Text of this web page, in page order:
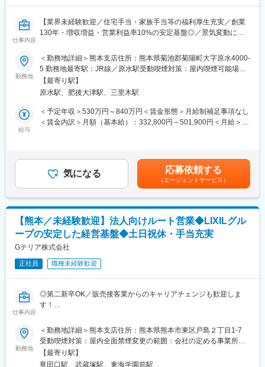
■入社後の流れ：
＼商材に知見がなくても安心してください／
・先輩社員によるOJTを実施し、当社の仕事の流れや、建設業界
（設計基準書の確認や専門雑誌の購読を通じて、業界用語や専門
知識も身につけていただきます。）
■組織構成：
【定着率】88％（過去10年間の中途採用者 全数16名 退職者2
名）
・業界のリーディングカンパニーです。抜群の知名度を誇りま
す。
・有休休暇平均取得日数13.7日／平均勤続年数13.8年
・努力、成長が正当に反映される独自の評価制度／キャリア形成
の為の面談
■当社の魅力：
・業界のリーディングカンパニーです。抜群の知名度を誇りま
す。
・公共事業9割／18年黒字経営で安定性◎
・扱う製品の特性上、自然や環境に興味があったりそれに通じる
変更の範囲：会社の定める業務
仕事内容
【業界未経験歓迎／住宅手当・家族手当等の福利厚生充実／創業
130年・増収増益・営業利益率10%の安定基盤◎／景気変動に強
■業務概要：
高機能製品事業本部にて、半導体関連メーカー向けの営業をお任
せします。既存顧客を中心に、案件獲得・顧客ニーズのヒアリン
グ～社内各部門への連携・調整業務などをお任せします。
■業務詳細：
※他エリアに比べ担当する企業数は少なく、特定企業に密着し深耕
する営業です。1社の中の様々な部門の方と関係構築・コミュニケ
案件の獲得→社内へ持ち帰り設計・開発チームと調整→（お客様
と複数回調整）→注文の獲得→量産開始→納期調整→出荷
〈取扱製品〉
ふっ素樹脂製品、ゴム製品、断熱材など
〈取引先〉
半導体関連メーカー（大手のお客さまをメインに、課のメンバー
で協力しながら顧客密着型営業を行っています）
配属となる営業一課は4名体制となっており、50代課長と20代～
30代のメンバー3名で構成されております。九州営業部には異業
界から中途採用でご入社された方もおり、新規入社者へのサポー
ト体制もございますので、安心してご入社いただけます。
勤務地
＜勤務地詳細＞熊本支店住所：熊本県菊池郡菊陽町大字原水4000-
5 勤務地最寄駅：JR線／原水駅受動喫煙対策：屋内喫煙可能場所
あり変更の範囲：会社の定める事業所
【最寄り駅】
原水駅、肥後大津駅、三里木駅
給与
＜予定年収＞530万円～840万円＜賃金形態＞月給制補足事項なし
＜賃金内訳＞月額（基本給）：332,800円～501,900円＜月給＞
気になる 応募依頼する
（エージェントサービス）
【熊本／未経験歓迎】法人向けルート営業◆LIXILグル
ープの安定した経営基盤◆土日祝休・手当充実
Gテリア株式会社
正社員 職種未経験歓迎
仕事内容
◎第二新卒OK／販売接客業からのキャリアチェンジも歓迎しま
す！
◎年間休日120日以上・土日祝／福利厚生充実／賞与4.4か月（昨
年実績）
■職務内容：
勤務地
＜勤務地詳細＞熊本支店住所：熊本県熊本市東区戸島２丁目1-7
受動喫煙対策：屋内全面禁煙変更の範囲：会社の定める事業所
（リモートワーク含む）
【最寄り駅】
竜田口駅、武蔵塚駅、東海学園前駅